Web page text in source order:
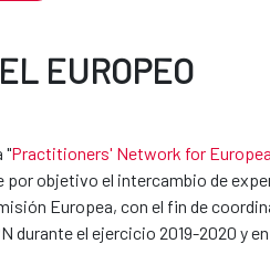
EUROPEO
"Practitioners' Network for
objetivo el intercambio de
Europea, con el fin de
el ejercicio 2019-2020 y